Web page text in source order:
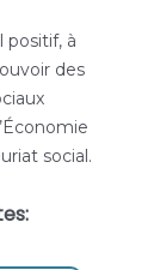
positif, à
des
social.